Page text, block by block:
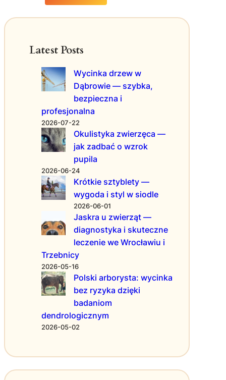
g
m
d
y
w
c
?
P
o
r
a
d
y
i
t
r
k
i
0
e
w
y
k
ł
y
c
h
p
s
o
b
ó
w
s
t
y
l
i
c
j
Latest Posts
Wycinka drzew w
Dąbrowie — szybka,
bezpieczna i
profesjonalna
2026-07-22
Okulistyka zwierzęca —
jak zadbać o wzrok
pupila
2026-06-24
Krótkie sztyblety —
wygoda i styl w siodle
2026-06-01
Jaskra u zwierząt —
diagnostyka i skuteczne
leczenie we Wrocławiu i
Trzebnicy
2026-05-16
Polski arborysta: wycinka
bez ryzyka dzięki
badaniom
dendrologicznym
2026-05-02